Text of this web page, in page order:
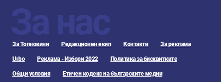
За нас
За Топновини Редакционен екип Контакти За реклама
Urbo Реклама - Избори 2022 Политика за бисквитките
Общи условия Етичен кодекс на българските медии